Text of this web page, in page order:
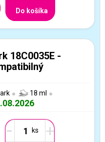
Do košíka
18C0035E -
18 ml
- +